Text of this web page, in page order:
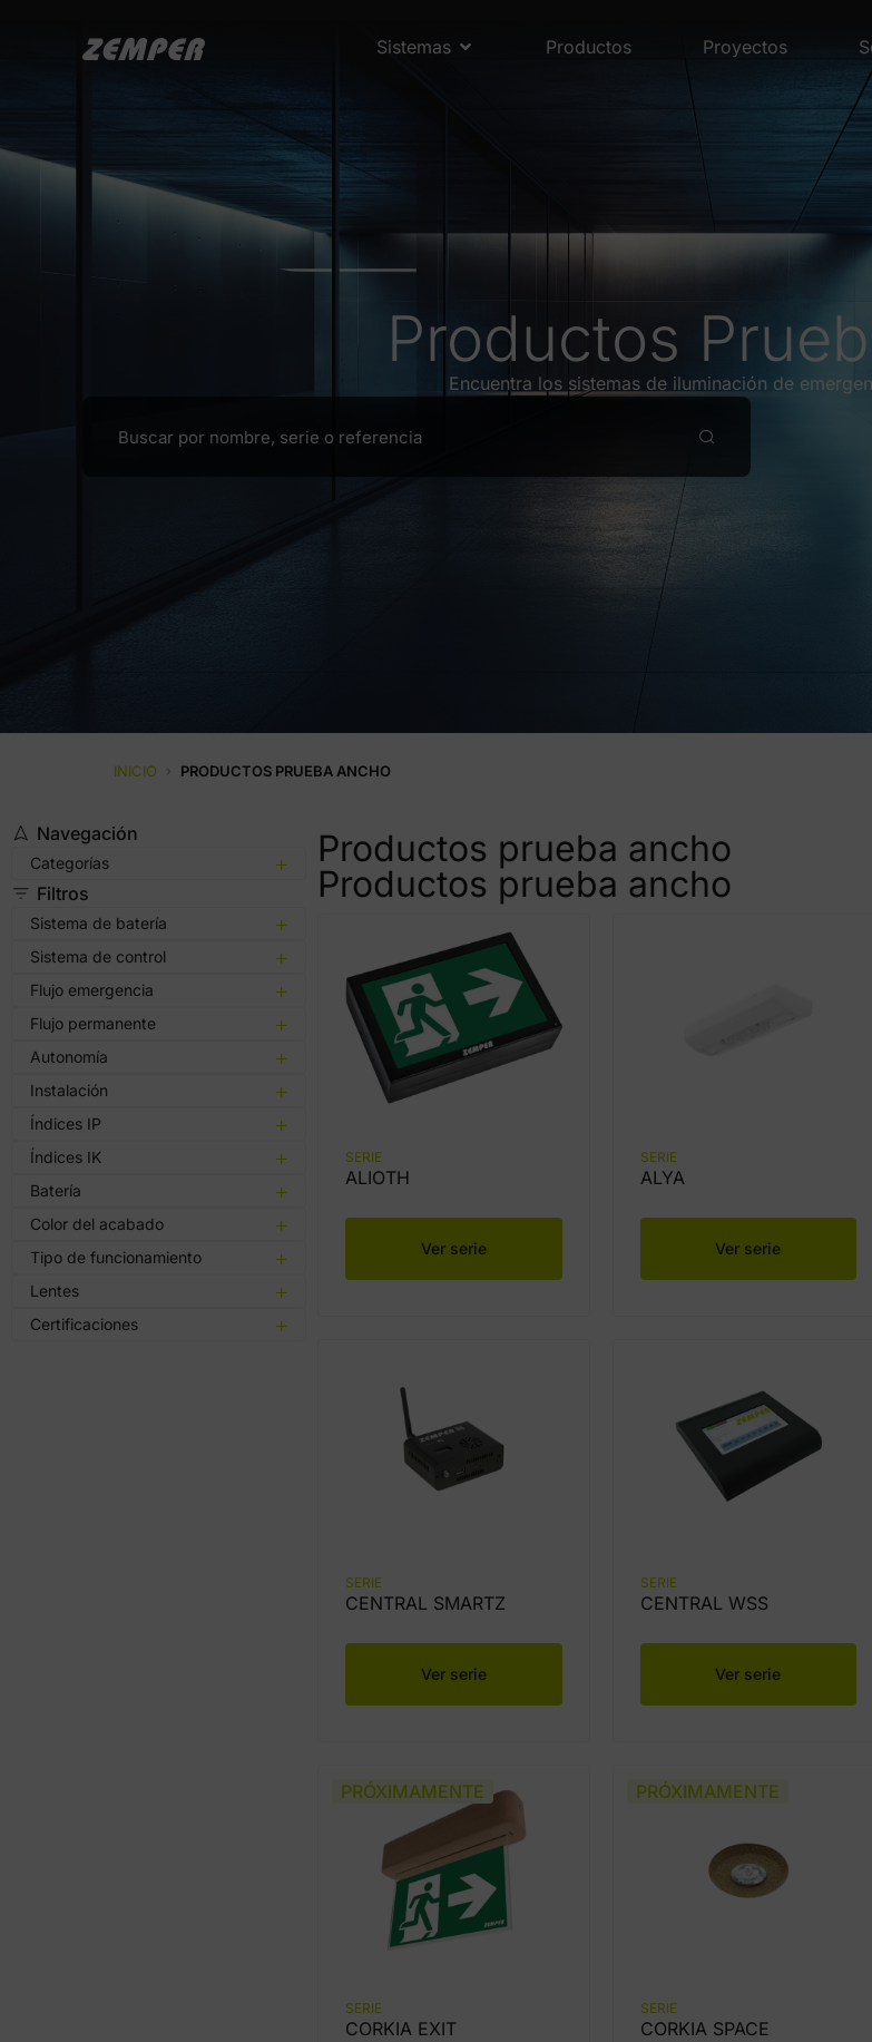
Sistemas Productos Proyectos
Productos
Encuentra los sistemas de iluminación de
INICIO › PRODUCTOS PRUEBA ANCHO
Navegación
Categorías
Filtros
Sistema de batería
Sistema de control
Flujo emergencia
Flujo permanente
Autonomía
Instalación
Índices IP
Índices IK
Batería
Color del acabado
Tipo de funcionamiento
Lentes
Certificaciones
Productos prueba ancho
Productos prueba ancho
SERIE
ALIOTH
Ver serie
SERIE
ALYA
Ver serie
SERIE
CENTRAL SMARTZ
Ver serie
SERIE
CENTRAL WSS
Ver serie
PRÓXIMAMENTE
SERIE
CORKIA EXIT
PRÓXIMAMENTE
SERIE
CORKIA SPACE